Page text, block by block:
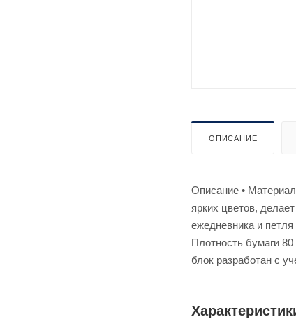
ОПИСАНИЕ
Описание •
ярких цветов,
ежедневника и
Плотность бумаги
блок разработан с